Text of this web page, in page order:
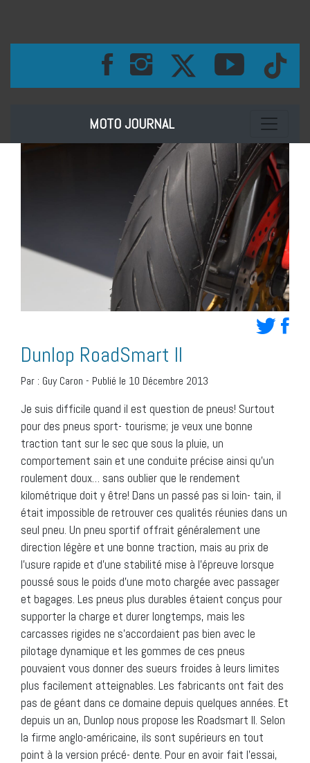
MOTO JOURNAL Toggle
Dunlop RoadSmart II
Par : Guy Caron - Publié le 10 Décembre 2013
Je suis difficile quand il est question de pneus! Surtout
pour des pneus sport- tourisme; je veux une bonne
traction tant sur le sec que sous la pluie, un
comportement sain et une conduite précise ainsi qu’un
roulement doux… sans oublier que le rendement
kilométrique doit y être! Dans un passé pas si loin- tain, il
était impossible de retrouver ces qualités réunies dans un
seul pneu. Un pneu sportif offrait généralement une
direction légère et une bonne traction, mais au prix de
l’usure rapide et d’une stabilité mise à l’épreuve lorsque
poussé sous le poids d’une moto chargée avec passager
et bagages. Les pneus plus durables étaient conçus pour
supporter la charge et durer longtemps, mais les
carcasses rigides ne s’accordaient pas bien avec le
pilotage dynamique et les gommes de ces pneus
pouvaient vous donner des sueurs froides à leurs limites
plus facilement atteignables. Les fabricants ont fait des
pas de géant dans ce domaine depuis quelques années. Et
depuis un an, Dunlop nous propose les Roadsmart II. Selon
la firme anglo-américaine, ils sont supérieurs en tout
point à la version précé- dente. Pour en avoir fait l’essai,